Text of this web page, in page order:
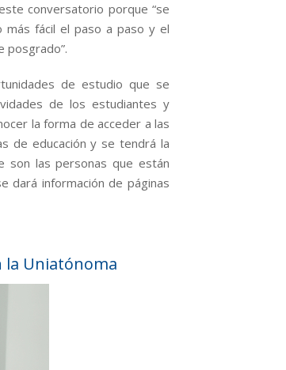
conversatorio porque “se
más fácil el paso a paso y el
posgrado”.
de estudio que se
de los estudiantes y
la forma de acceder a las
de educación y se tendrá la
son las personas que están
dará información de páginas
la Uniatónoma